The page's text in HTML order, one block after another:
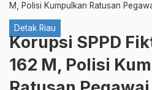
M, Polisi Kumpulkan Ratusan
Detak Riau
Korupsi SPPD
162 M, Polisi